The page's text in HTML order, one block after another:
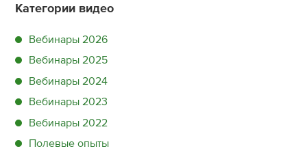
Категории видео
Вебинары 2026
Вебинары 2025
Вебинары 2024
Вебинары 2023
Вебинары 2022
Полевые опыты